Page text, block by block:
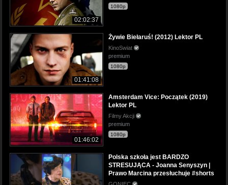
02:02:37
1080p
01:41:08
Żywie Biełaruś! (2012) Lektor PL
KinoSwiat
premium
1080p
01:46:02
Amsterdam Vice: Początek (2019)
Lektor PL
Filmy Akcji
premium
1080p
Polska szkoła jest BARDZO
STRESUJĄCA - Joanna Senyszyn |
Prawo Marcina przesłuchuje #shorts